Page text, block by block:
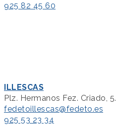
925 82 45 60
ILLESCAS
Plz. Hermanos Fez. Criado, 5.
fedetoillescas@fedeto.es
925 53 23 34